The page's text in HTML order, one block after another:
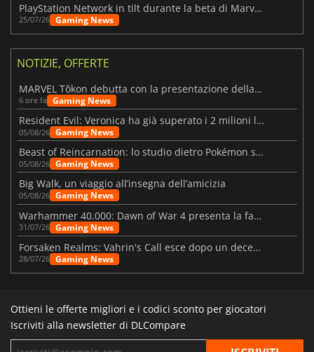
PlayStation Network in tilt durante la beta di Marvel Tōkon
25/07/26 Gaming News
NOTIZIE, OFFERTE
MARVEL Tōkon debutta con la presentazione della roadmap per il primo anno
6 ore fa Gaming News
Resident Evil: Veronica ha già superato i 2 milioni liste dei desideri
05/08/26 Gaming News
Beast of Reincarnation: lo studio dietro Pokémon su una nuova strada
05/08/26 Gaming News
Big Walk, un viaggio all’insegna dell’amicizia
05/08/26 Gaming News
Warhammer 40.000: Dawn of War 4 presenta la fazione dei Necron
31/07/26 Gaming News
Forsaken Realms: Vahrin's Call esce dopo un decennio di sviluppo
28/07/26 Gaming News
Ottieni le offerte migliori e i codici sconto per giocatori
Iscriviti alla newsletter di DLCompare